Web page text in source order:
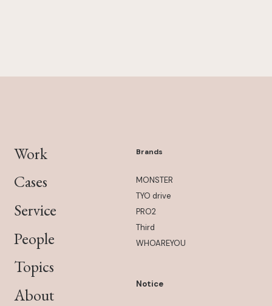
Work
Cases
Service
People
Topics
About
Brands
MONSTER
TYO drive
PRO2
Third
WHOAREYOU
Notice